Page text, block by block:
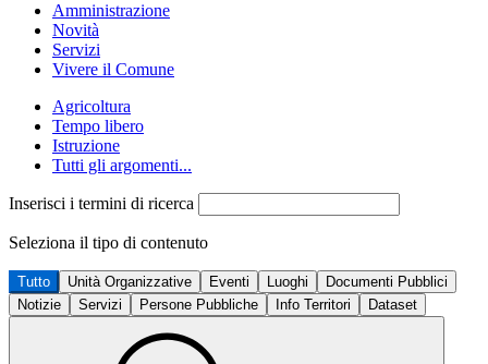
Amministrazione
Novità
Servizi
Vivere il Comune
Agricoltura
Tempo libero
Istruzione
Tutti gli argomenti...
Inserisci i termini di ricerca
Seleziona il tipo di contenuto
Tutto Unità Organizzative Eventi Luoghi
Documenti Pubblici
Notizie
Servizi Persone Pubbliche Info Territori Dataset